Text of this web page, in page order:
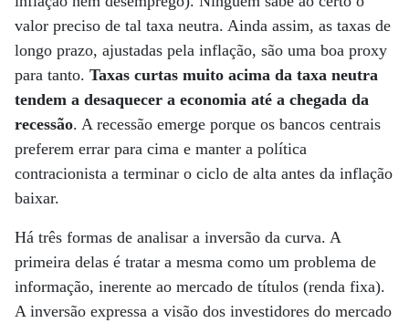
valor preciso de tal taxa neutra. Ainda assim, as taxas de
longo prazo, ajustadas pela inflação, são uma boa proxy
para tanto. Taxas curtas muito acima da taxa neutra
tendem a desaquecer a economia até a chegada da
recessão. A recessão emerge porque os bancos centrais
preferem errar para cima e manter a política
contracionista a terminar o ciclo de alta antes da inflação
baixar.
Há três formas de analisar a inversão da curva. A
primeira delas é tratar a mesma como um problema de
informação, inerente ao mercado de títulos (renda fixa).
A inversão expressa a visão dos investidores do mercado